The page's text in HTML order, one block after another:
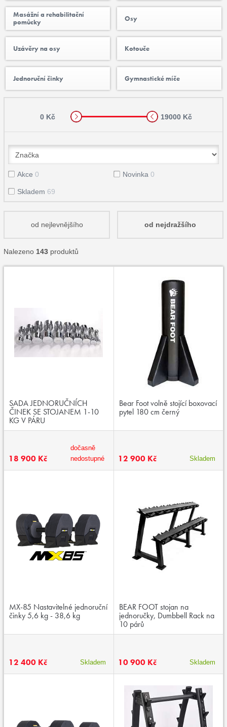
Masážní a rehabilitační
pomůcky
Osy
Uzávěry na osy Kotouče
Jednoruční činky Gymnastické míče
0 Kč 19000 Kč
Akce 0 Novinka 0
Skladem 69
od nejlevnějšího od nejdražšího
Nalezeno 143 produktů
SADA JEDNORUČNÍCH
ČINEK SE STOJANEM 1-10
KG V PÁRU
18 900 Kč
dočasně
nedostupné
Bear Foot volně stojící boxovací
pytel 180 cm černý
12 900 Kč Skladem
MX-85 Nastavitelné jednoruční
činky 5,6 kg - 38,6 kg
12 400 Kč Skladem
BEAR FOOT stojan na
jednoručky, Dumbbell Rack na
10 párů
10 900 Kč Skladem